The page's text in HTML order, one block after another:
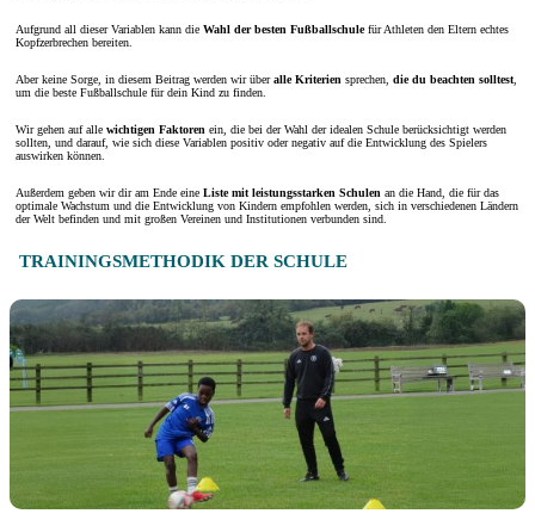
Aufgrund all dieser Variablen kann die Wahl der besten Fußballschulefür Athleten den Eltern echtes
Kopfzerbrechen bereiten.
Aber keine Sorge, in diesem Beitrag werden wir überalle Kriterien sprechen, die du beachten solltest
um die beste Fußballschule für dein Kind zu finden.
Wir gehen auf alle wichtigen Faktoren ein, die bei der Wahl der idealen Schule berücksichtigt werden
sollten, und darauf, wie sich diese Variablen positiv oder negativ auf die Entwicklung des Spielers
auswirken können.
Außerdem geben wir dir am Ende eine Liste mit leistungsstarken Schulen an die Hand, die für das
optimale Wachstum und die Entwicklung von Kindern empfohlen werden, sich in verschiedenen Ländern
der Welt befinden und mit großen Vereinen und Institutionen verbunden sind.
TRAININGSMETHODIK DER SCHULE